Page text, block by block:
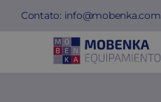
SkipContato: info@mobenka.com